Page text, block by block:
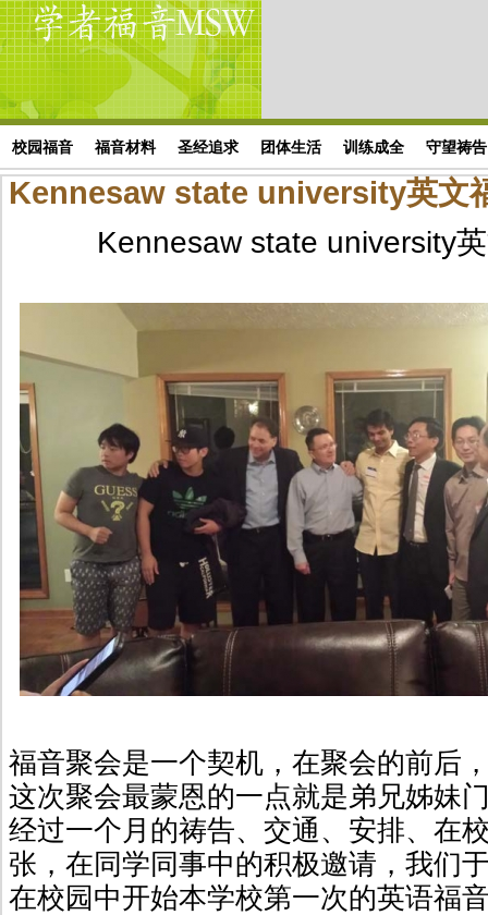
Skip to main content
搜索表单
校园福音 福音材料 圣经追求 团体生活 训练成全 守望祷告
Kennesaw state university英文
Kennesaw state university
福音聚会是一个契机，在聚会的前后
这次聚会最蒙恩的一点就是弟兄姊妹
经过一个月的祷告、交通、安排、在
张，在同学同事中的积极邀请，我们
在校园中开始本学校第一次的英语福